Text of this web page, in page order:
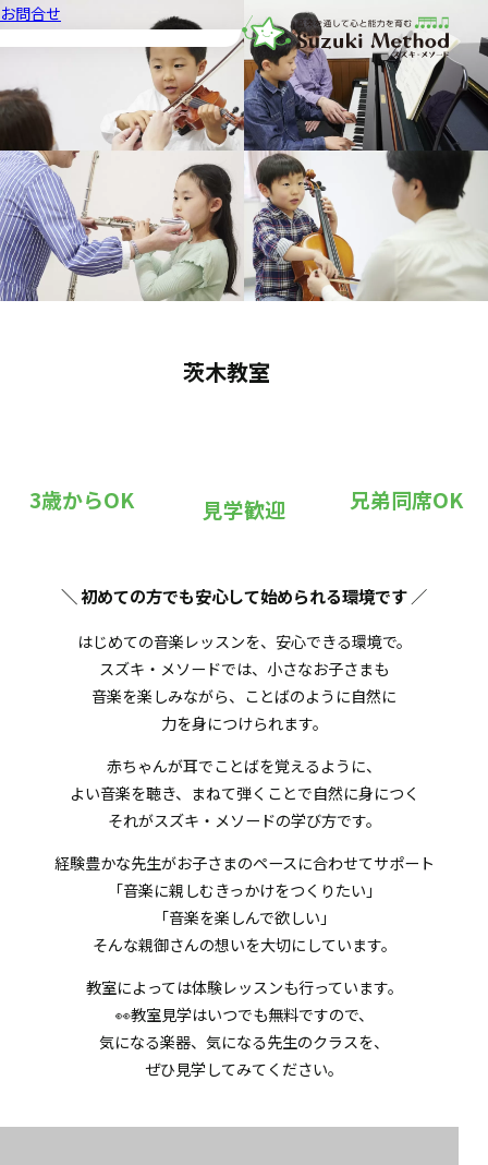
音楽教室スズキ・メソード | 公益
お問合せ
茨木教室
3歳からOK 見学歓迎 兄弟同席OK
＼ 初めての方でも安心して始められる環境です／
はじめての音楽レッスンを、安心できる環境で。
スズキ・メソードでは、小さなお子さまも
音楽を楽しみながら、ことばのように自然に
力を身につけられます。
赤ちゃんが耳でことばを覚えるように、
よい音楽を聴き、まねて弾くことで自然に身につく
それがスズキ・メソードの学び方です。
経験豊かな先生がお子さまのペースに合わせてサポート
「音楽に親しむきっかけをつくりたい」
「音楽を楽しんで欲しい」
そんな親御さんの想いを大切にしています。
教室によっては体験レッスンも行っています。
👀教室見学はいつでも無料ですので、
気になる楽器、気になる先生のクラスを、
ぜひ見学してみてください。